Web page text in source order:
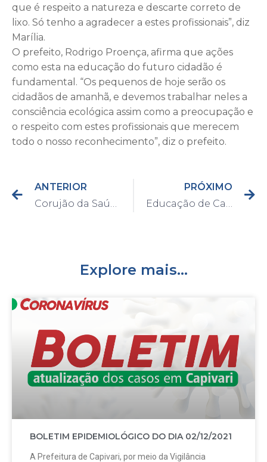
que é respeito a natureza e descarte correto de
lixo. Só tenho a agradecer a estes profissionais”, diz
Marília.
O prefeito, Rodrigo Proença, afirma que ações
como esta na educação do futuro cidadão é
fundamental. “Os pequenos de hoje serão os
cidadãos de amanhã, e devemos trabalhar neles a
consciência ecológica assim como a preocupação e
o respeito com estes profissionais que merecem
todo o nosso reconhecimento”, diz o prefeito.
ANTERIOR
PRÓXIMO
Explore mais...
BOLETIM EPIDEMIOLÓGICO DO DIA 02/12/2021
A Prefeitura de Capivari, por meio da Vigilância